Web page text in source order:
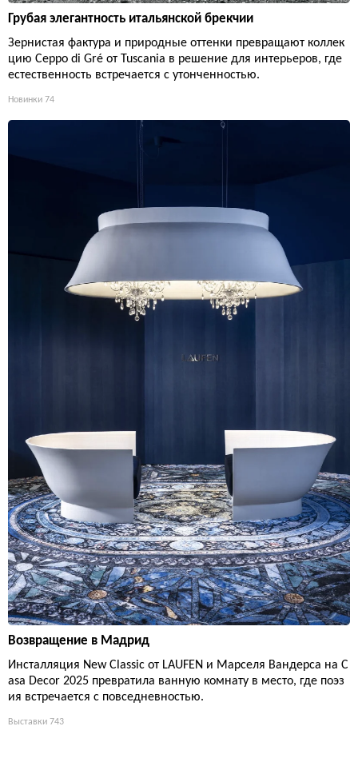
Грубая элегантность итальянской брекчии
Зернистая фактура и природные оттенки превращают коллек
цию Ceppo di Gré от Tuscania в решение для интерьеров, где
естественность встречается с утонченностью.
Новинки 74
Возвращение в Мадрид
Инсталляция New Classic от LAUFEN и Марселя Вандерса на C
asa Decor 2025 превратила ванную комнату в место, где поэз
ия встречается с повседневностью.
Выставки 743